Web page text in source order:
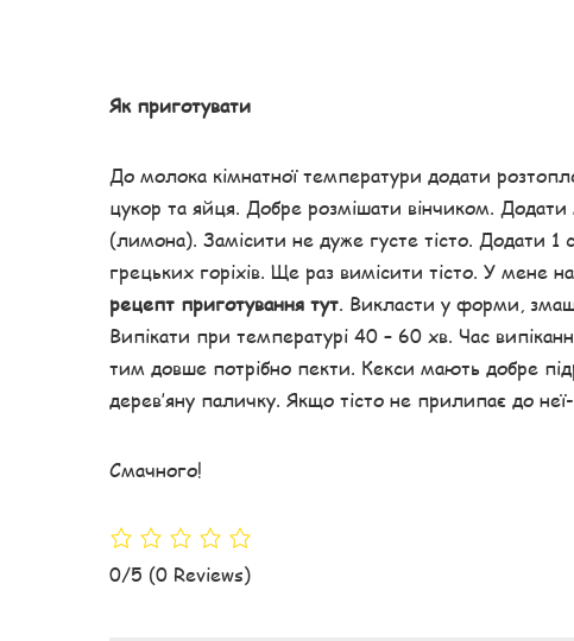
Як приготувати
До молока кімнатної температури додати
цукор та яйця. Добре розмішати вінчиком.
(лимона). Замісити не дуже густе тісто. Додати 1
грецьких горіхів. Ще раз вимісити тісто. У мене
рецепт приготування тут. Викласти у форми,
Випікати при температурі 40 – 60 хв. Час
тим довше потрібно пекти. Кекси мають добре
дерев’яну паличку. Якщо тісто не прилипає до
Смачного!
0/5 (0 Reviews)